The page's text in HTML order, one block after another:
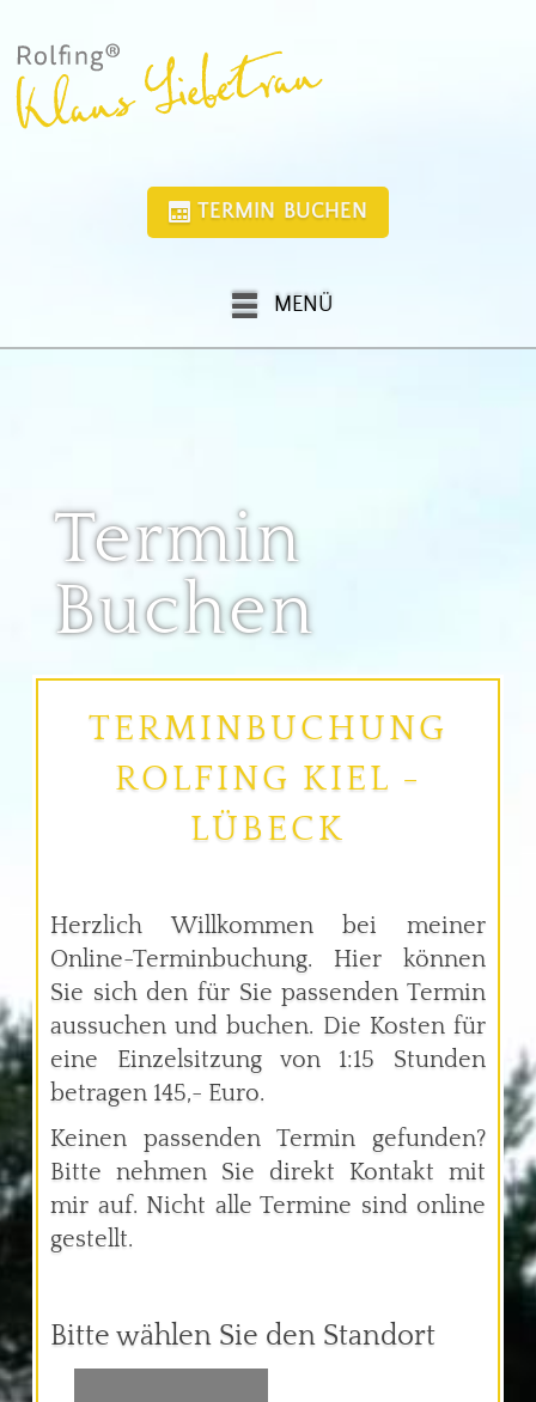
TERMIN BUCHEN
MENÜ
Termin
Buchen
TERMINBUCHUNG
ROLFING KIEL -
LÜBECK
Herzlich Willkommen bei meiner
Online-Terminbuchung. Hier können
Sie sich den für Sie passenden Termin
aussuchen und buchen. Die Kosten für
eine Einzelsitzung von 1:15 Stunden
betragen 145,- Euro.
Keinen passenden Termin gefunden?
Bitte nehmen Sie direkt Kontakt mit
mir auf. Nicht alle Termine sind online
gestellt.
Bitte wählen Sie den Standort